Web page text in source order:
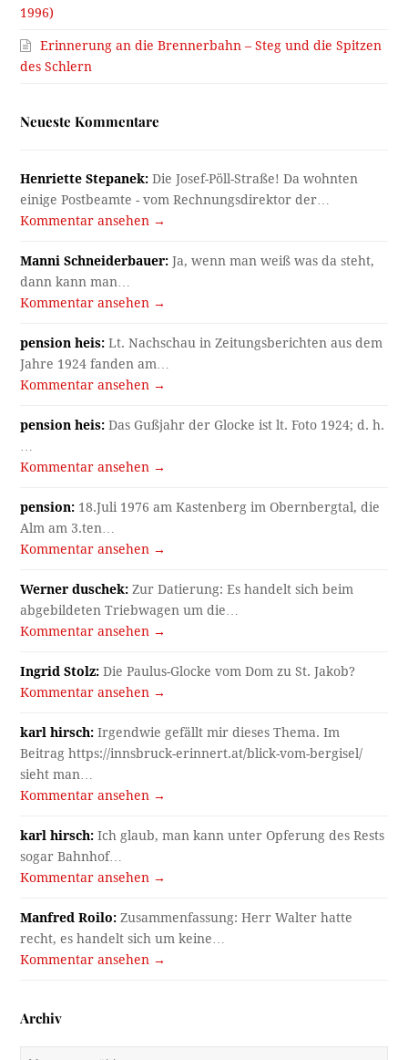
1996)
Erinnerung an die Brennerbahn – Steg und die Spitzen
des Schlern
Neueste Kommentare
Henriette Stepanek: Die Josef-Pöll-Straße! Da wohnten
einige Postbeamte - vom Rechnungsdirektor der…
Kommentar ansehen →
Manni Schneiderbauer: Ja, wenn man weiß was da steht,
dann kann man…
Kommentar ansehen →
pension heis: Lt. Nachschau in Zeitungsberichten aus dem
Jahre 1924 fanden am…
Kommentar ansehen →
pension heis: Das Gußjahr der Glocke ist lt. Foto 1924; d. h.
Kommentar ansehen →
pension: 18.Juli 1976 am Kastenberg im Obernbergtal, die
Alm am 3.ten…
Kommentar ansehen →
Werner duschek: Zur Datierung: Es handelt sich beim
abgebildeten Triebwagen um die…
Kommentar ansehen →
Ingrid Stolz: Die Paulus-Glocke vom Dom zu St. Jakob?
Kommentar ansehen →
karl hirsch: Irgendwie gefällt mir dieses Thema. Im
Beitrag https://innsbruck-erinnert.at/blick-vom-bergisel/
sieht man…
Kommentar ansehen →
karl hirsch: Ich glaub, man kann unter Opferung des Rests
sogar Bahnhof…
Kommentar ansehen →
Manfred Roilo: Zusammenfassung: Herr Walter hatte
recht, es handelt sich um keine…
Kommentar ansehen →
Archiv